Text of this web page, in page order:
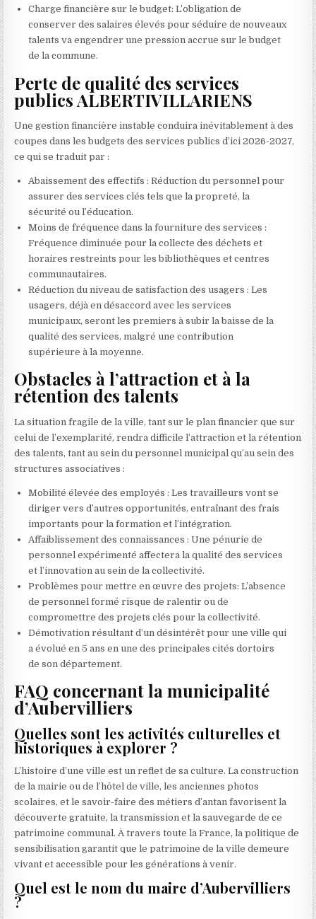
Charge financière sur le budget: L’obligation de
conserver des salaires élevés pour séduire de nouveaux
talents va engendrer une pression accrue sur le budget
de la commune.
Perte de qualité des services
publics ALBERTIVILLARIENS
Une gestion financière instable conduira inévitablement à des
coupes dans les budgets des services publics d’ici 2026-2027,
ce qui se traduit par :
Abaissement des effectifs : Réduction du personnel pour
assurer des services clés tels que la propreté, la
sécurité ou l’éducation.
Moins de fréquence dans la fourniture des services :
Fréquence diminuée pour la collecte des déchets et
horaires restreints pour les bibliothèques et centres
communautaires.
Réduction du niveau de satisfaction des usagers : Les
usagers, déjà en désaccord avec les services
municipaux, seront les premiers à subir la baisse de la
qualité des services, malgré une contribution
supérieure à la moyenne.
Obstacles à l’attraction et à la
rétention des talents
La situation fragile de la ville, tant sur le plan financier que sur
celui de l’exemplarité, rendra difficile l’attraction et la rétention
des talents, tant au sein du personnel municipal qu’au sein des
structures associatives :
Mobilité élevée des employés : Les travailleurs vont se
diriger vers d’autres opportunités, entraînant des frais
importants pour la formation et l’intégration.
Affaiblissement des connaissances : Une pénurie de
personnel expérimenté affectera la qualité des services
et l’innovation au sein de la collectivité.
Problèmes pour mettre en œuvre des projets: L’absence
de personnel formé risque de ralentir ou de
compromettre des projets clés pour la collectivité.
Démotivation résultant d’un désintérêt pour une ville qui
a évolué en 5 ans en une des principales cités dortoirs
de son département.
FAQ concernant la municipalité
d’Aubervilliers
Quelles sont les activités culturelles et
historiques à explorer ?
L’histoire d’une ville est un reflet de sa culture. La construction
de la mairie ou de l’hôtel de ville, les anciennes photos
scolaires, et le savoir-faire des métiers d’antan favorisent la
découverte gratuite, la transmission et la sauvegarde de ce
patrimoine communal. À travers toute la France, la politique de
sensibilisation garantit que le patrimoine de la ville demeure
vivant et accessible pour les générations à venir.
Quel est le nom du maire d’Aubervilliers
?